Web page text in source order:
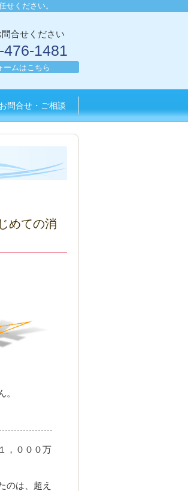
せください。
合せください
476-1481
ームはこちら
お問合せ・ご相談
めての消
。
，０００万
のは、超え